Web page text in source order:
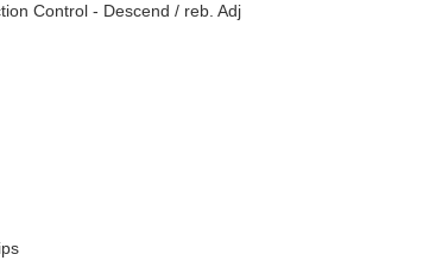
Control - Descend / reb. Adj